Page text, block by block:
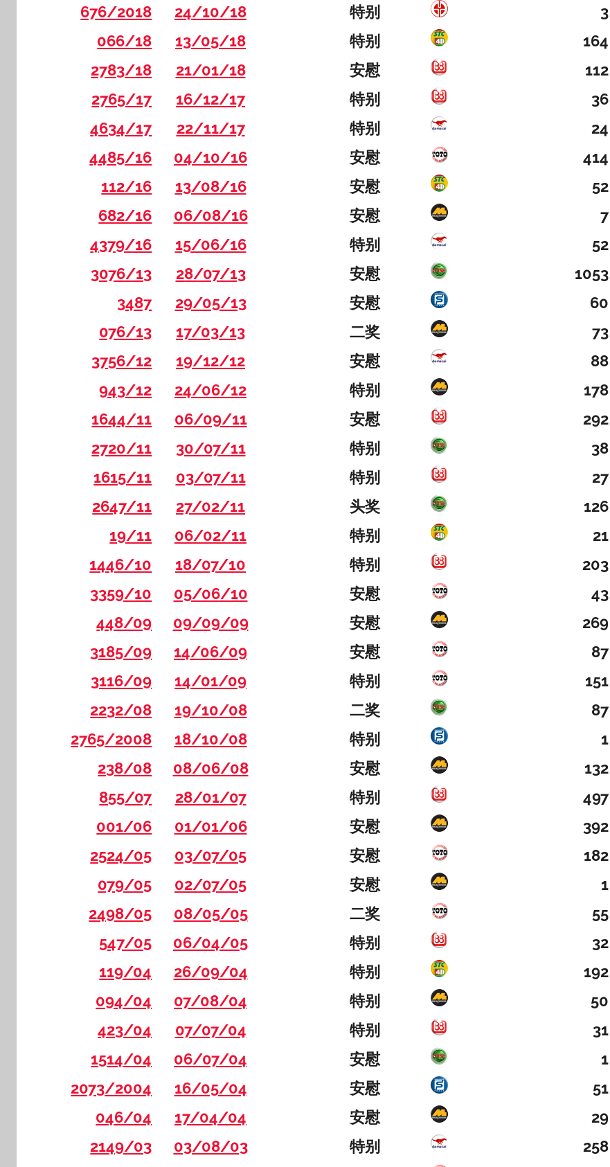
676/2018
24/10/18 特别
3
066/18
13/05/18 特别
164
2783/18
21/01/18 安慰
112
2765/17
16/12/17 特别
36
4634/17
22/11/17 特别
24
4485/16
04/10/16 安慰
414
112/16
13/08/16 安慰
52
682/16
06/08/16 安慰
7
4379/16
15/06/16 特别
52
3076/13
28/07/13 安慰
1053
3487
29/05/13 安慰
60
076/13
17/03/13 二奖
73
3756/12
19/12/12 安慰
88
943/12
24/06/12 特别
178
1644/11
06/09/11 安慰
292
2720/11
30/07/11 特别
38
1615/11
03/07/11 特别
27
2647/11
27/02/11 头奖
126
19/11
06/02/11 特别
21
1446/10
18/07/10 特别
203
3359/10
05/06/10 安慰
43
448/09
09/09/09 安慰
269
3185/09
14/06/09 安慰
87
3116/09
14/01/09 特别
151
2232/08
19/10/08 二奖
87
2765/2008
18/10/08 特别
1
238/08
08/06/08 安慰
132
855/07
28/01/07 特别
497
001/06
01/01/06 安慰
392
2524/05
03/07/05 安慰
182
079/05
02/07/05 安慰
1
2498/05
08/05/05 二奖
55
547/05
06/04/05 特别
32
119/04
26/09/04 特别
192
094/04
07/08/04 特别
50
423/04
07/07/04 特别
31
1514/04
06/07/04 安慰
1
2073/2004
16/05/04 安慰
51
046/04
17/04/04 安慰
29
2149/03
03/08/03 特别
258